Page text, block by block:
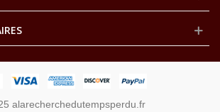
alarecherchedutempsperdu.fr